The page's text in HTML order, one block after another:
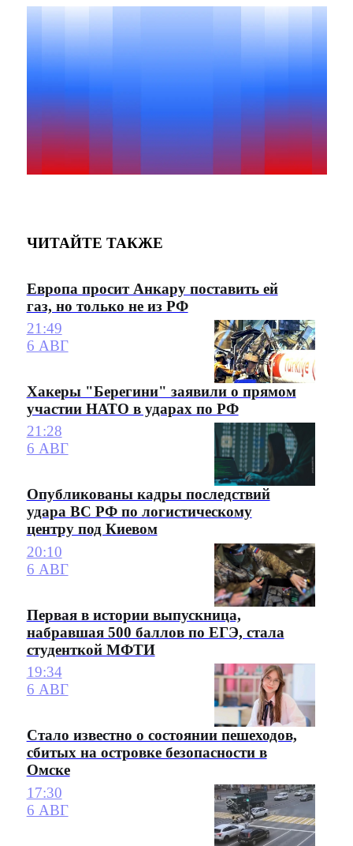
ЧИТАЙТЕ ТАКЖЕ
Европа просит Анкару поставить ей
газ, но только не из РФ
21:49
6 АВГ
Хакеры "Берегини" заявили о прямом
участии НАТО в ударах по РФ
21:28
6 АВГ
Опубликованы кадры последствий
удара ВС РФ по логистическому
центру под Киевом
20:10
6 АВГ
Первая в истории выпускница,
набравшая 500 баллов по ЕГЭ, стала
студенткой МФТИ
19:34
6 АВГ
Стало известно о состоянии пешеходов,
сбитых на островке безопасности в
Омске
17:30
6 АВГ